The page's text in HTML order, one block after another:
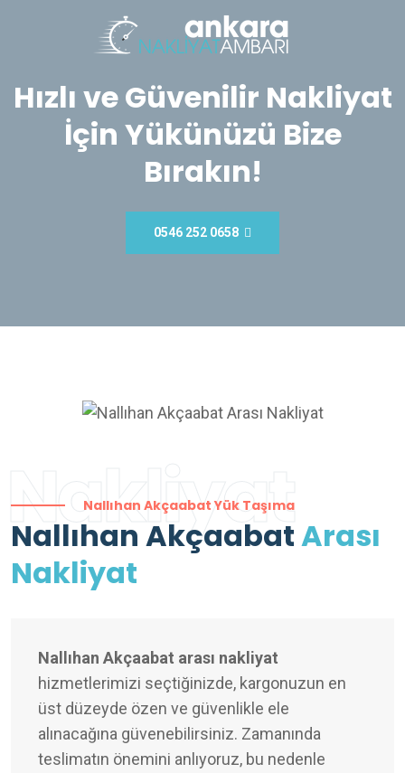
Hızlı ve Güvenilir Nakliyat
İçin Yükünüzü Bize
Bırakın!
0546 252 0658
Nakliyat
Nallıhan Akçaabat Yük Taşıma
Nallıhan AkçaabatArası
Nakliyat
Nallıhan Akçaabat arası nakliyat
hizmetlerimizi seçtiğinizde, kargonuzun en
üst düzeyde özen ve güvenlikle ele
alınacağına güvenebilirsiniz. Zamanında
teslimatın önemini anlıyoruz, bu nedenle